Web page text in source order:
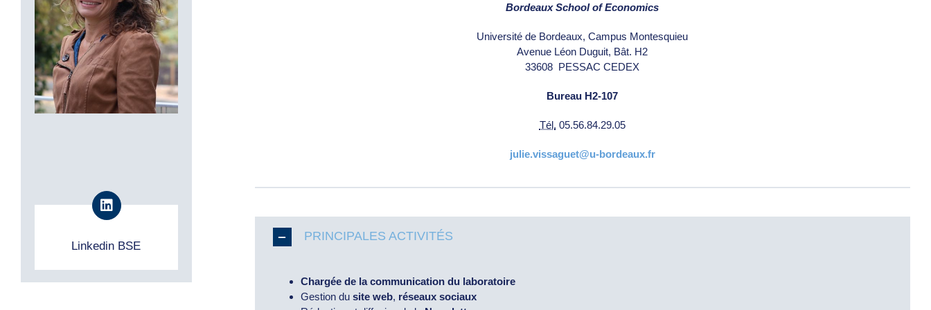
Linkedin BSE
Bordeaux School of Economics
Université de Bordeaux, Campus Montesquieu
Avenue Léon Duguit, Bât. H2
33608 PESSAC CEDEX
Bureau H2-107
Tél. 05.56.84.29.05
julie.vissaguet@u-bordeaux.fr
PRINCIPALES ACTIVITÉS
Chargée de la communication du laboratoire
Gestion du site web, réseaux sociaux